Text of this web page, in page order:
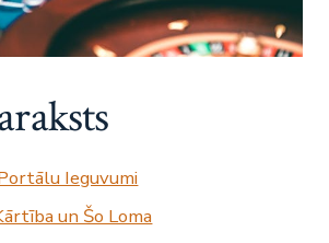
Ieguvumi
un Šo Loma